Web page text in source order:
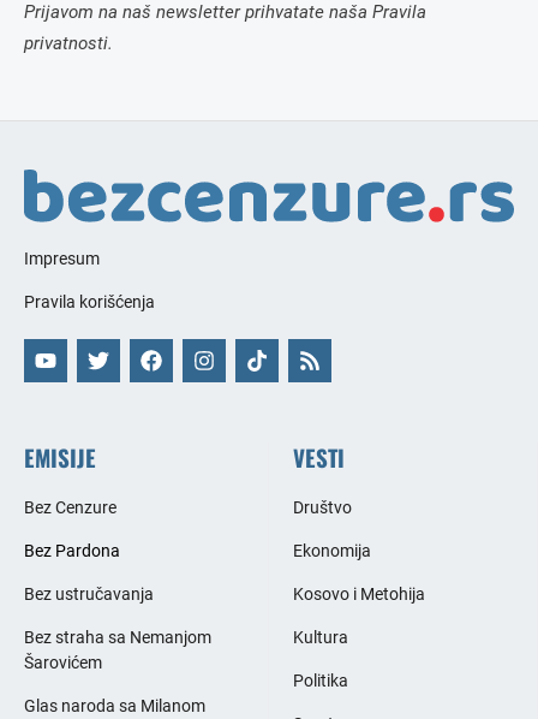
Prijavom na naš newsletter prihvatate naša Pravila
privatnosti.
Impresum
Pravila korišćenja
EMISIJE
Bez Cenzure
Bez Pardona
Bez ustručavanja
Bez straha sa Nemanjom
Šarovićem
Glas naroda sa Milanom
VESTI
Društvo
Ekonomija
Kosovo i Metohija
Kultura
Politika